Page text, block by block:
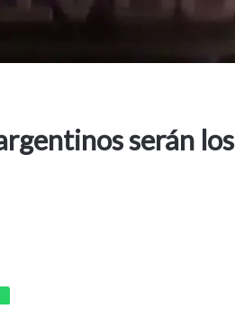
serán los